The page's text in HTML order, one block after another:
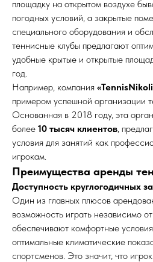
площадку на открытом воздухе
погодных условий, а закрытые
специального оборудования и
теннисные клубы предлагают
удобные крытые и открытые
год.
Например, компания
примером успешной организации
Основанная в 2018 году, эта
более 10 тысяч клиентов,
условия для занятий как
игрокам.
Преимущества аренды
Доступность круглогодичных
Один из главных плюсов
возможность играть независимо
обеспечивают комфортные
оптимальные климатические
спортсменов. Это значит, что